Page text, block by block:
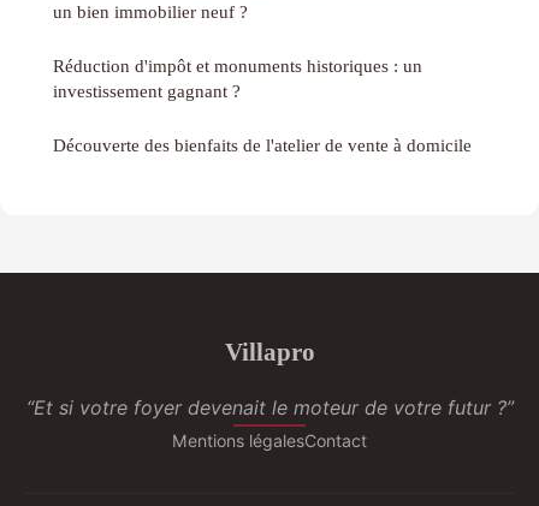
un bien immobilier neuf ?
Réduction d'impôt et monuments historiques : un
investissement gagnant ?
Découverte des bienfaits de l'atelier de vente à domicile
Villapro
“Et si votre foyer devenait le moteur de votre futur ?”
Mentions légalesContact